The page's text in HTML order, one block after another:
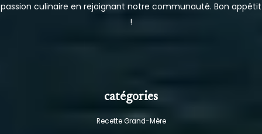
passion culinaire en rejoignant notre communauté. Bon appétit
!
catégories
Recette Grand-Mère